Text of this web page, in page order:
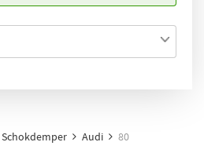
Schokdemper Audi 80